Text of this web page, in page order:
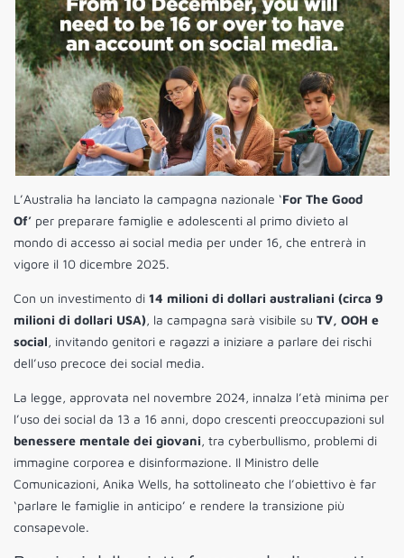
L’Australia ha lanciato la campagna nazionale ‘For The Good
Of’ per preparare famiglie e adolescenti al primo divieto al
mondo di accesso ai social media per under 16, che entrerà in
vigore il 10 dicembre 2025.
Con un investimento di 14 milioni di dollari australiani (circa 9
milioni di dollari USA), la campagna sarà visibile su TV, OOH e
social, invitando genitori e ragazzi a iniziare a parlare dei rischi
dell’uso precoce dei social media.
La legge, approvata nel novembre 2024, innalza l’età minima per
l’uso dei social da 13 a 16 anni, dopo crescenti preoccupazioni sul
benessere mentale dei giovani, tra cyberbullismo, problemi di
immagine corporea e disinformazione. Il Ministro delle
Comunicazioni, Anika Wells, ha sottolineato che l’obiettivo è far
‘parlare le famiglie in anticipo’ e rendere la transizione più
consapevole.